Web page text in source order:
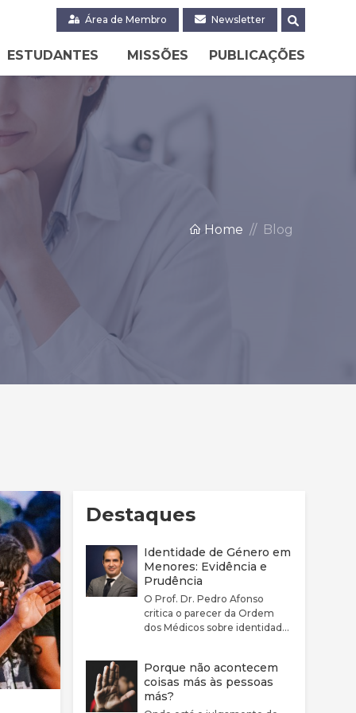
Área de Membro Newsletter
ESTUDANTES MISSÕES PUBLICAÇÕES
Home Blog
Destaques
Identidade de Género em
Menores: Evidência e
Prudência
O Prof. Dr. Pedro Afonso
critica o parecer da Ordem
dos Médicos sobre identidade
adequadamente a
complexidade clínica nem a
fragilidade da evidência
Porque não acontecem
coisas más às pessoas
más?